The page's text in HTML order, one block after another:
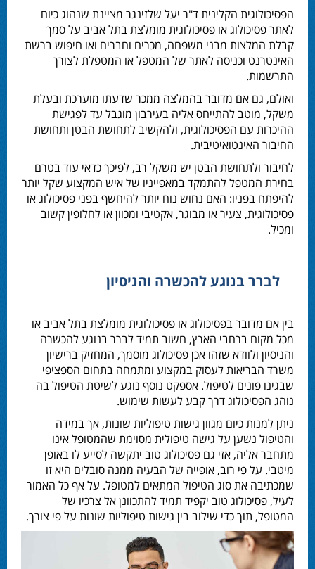
הפסיכולוגית הקלינית ד"ר יעל שלזינגר מציינת שנהוג כיום
לאתר פסיכולוג או פסיכולוגית מומלצת בתל אביב על סמך
קבלת המלצות מבני משפחה, מכרים וחברים ואו חיפוש ברשת
האינטרנט וכניסה לאתר של המטפל או המטפלת לצורך
התרשמות.
ואולם, גם אם מדובר בהמלצה ממכר שדעתו מוערכת ובעלת
משקל, מוטב להתייחס אליה בעירבון מוגבל עד לפגישת
ההיכרות עם הפסיכולוגית, ולהקשיב לתחושת הבטן ותחושת
החיבור האינטואיטיבית.
לחיבור ולתחושת הבטן יש משקל רב, לפיכך כדאי עוד בטרם
בחירת המטפל להתמקד במאפייניו של איש המקצוע שקל יותר
להיפתח בפניו: האם נחוש נוח יותר להיחשף בפני פסיכולוג או
פסיכולוגית, צעיר או מבוגר, אקטיבי ומכוון או לחלופין קשוב
ומכיל.
לברר בנוגע להכשרה והניסיון
בין אם מדובר בפסיכולוג או פסיכולוגית מומלצת בתל אביב או
מכל מקום ברחבי הארץ, חשוב תמיד לברר בנוגע להכשרה
והניסיון ולוודא שזהו אכן פסיכולוג מוסמך, המחזיק ברישיון
משרד הבריאות לעסוק במקצוע ומתמחה בתחום הספציפי
שבגינו פונים לטיפול. אספקט נוסף נוגע לשיטת הטיפול בה
נוהג הפסיכולוג דרך קבע לעשות שימוש.
ניתן למנות כיום מגוון גישות טיפוליות שונות, אך במידה
והטיפול נשען על גישה טיפולית מסוימת שהמטופל אינו
מתחבר אליה, אזי גם פסיכולוג טוב יתקשה לסייע לו באופן
מיטבי. על פי רוב, אופייה של הבעיה ממנה סובלים היא זו
שמכתיבה את סוג הטיפול המתאים למטופל. על אף כל האמור
לעיל, פסיכולוג טוב יקפיד תמיד להתכוונן אל צרכיו של
המטופל, תוך כדי שילוב בין גישות טיפוליות שונות על פי צורך.